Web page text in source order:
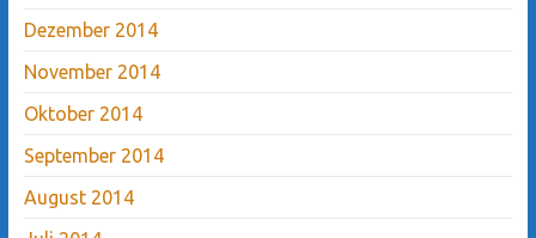
Dezember 2014
November 2014
Oktober 2014
September 2014
August 2014